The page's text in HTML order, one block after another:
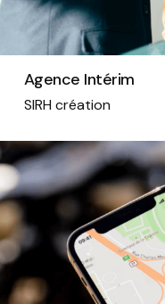
Agence Intérim
SIRH création